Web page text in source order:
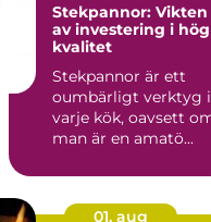
Stekpannor: Vikten
av investering i hög
kvalitet
Stekpannor är ett
oumbärligt verktyg i
varje kök, oavsett
man är en amatö...
01. aug